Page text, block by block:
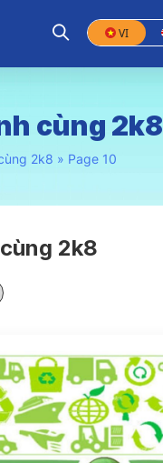
VI
cùng 2k8
2k8 » Page 10
2k8